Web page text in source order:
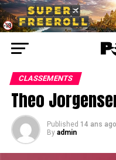
CLASSEMENTS
Theo
Published 14 ans ago
By admin